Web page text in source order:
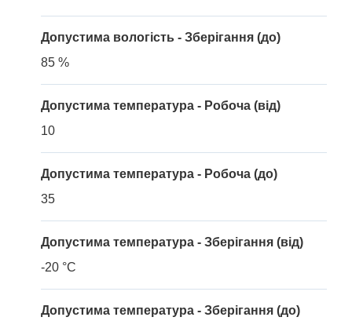
Допустима вологість - Зберігання (до)
85 %
Допустима температура - Робоча (від)
10
Допустима температура - Робоча (до)
35
Допустима температура - Зберігання (від)
-20 °C
Допустима температура - Зберігання (до)